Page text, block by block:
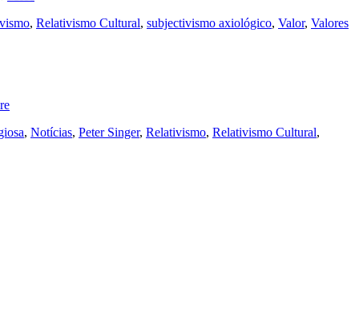
, Relativismo Cultural, subjectivismo axiológico, Valor, Valores
, Notícias, Peter Singer, Relativismo, Relativismo Cultural,